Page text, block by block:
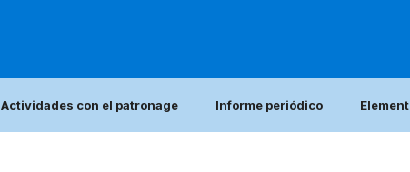
Actividades con el patronage Informe periódico